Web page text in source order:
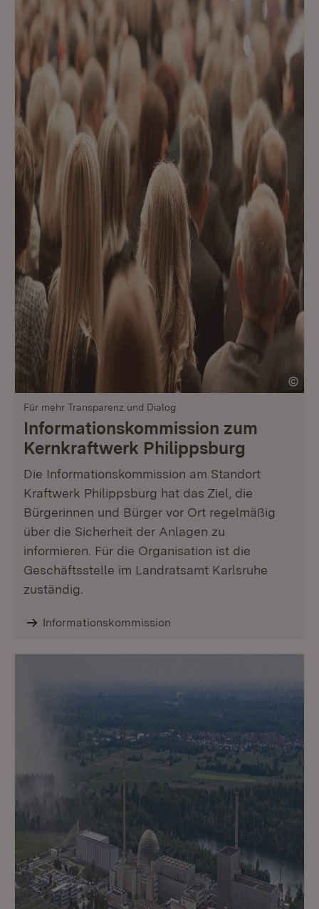
Für mehr Transparenz und Dialog
Informationskommission zum
Kernkraftwerk Philippsburg
Die Informationskommission am Standort
Kraftwerk Philippsburg hat das Ziel, die
Bürgerinnen und Bürger vor Ort regelmäßig
über die Sicherheit der Anlagen zu
informieren. Für die Organisation ist die
Geschäftsstelle im Landratsamt Karlsruhe
zuständig.
Informationskommission